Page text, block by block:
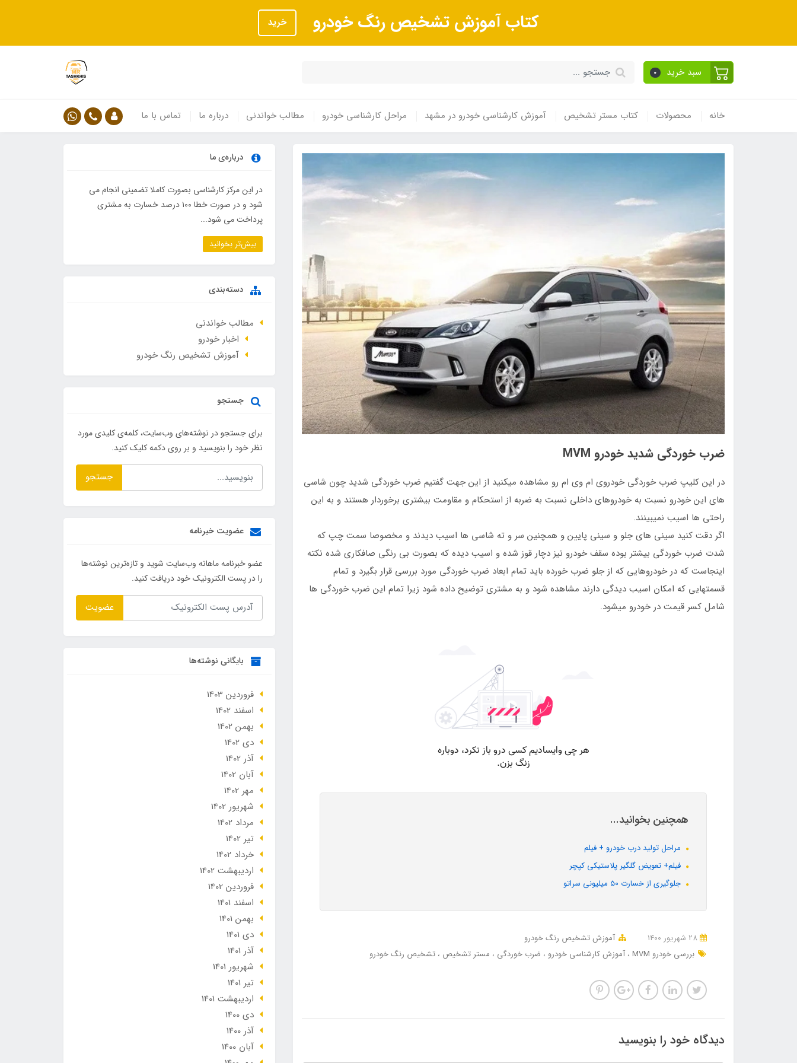
کتاب آموزش تشخیص رنگ خودرو خرید
سبد خرید 0
خانه محصولات کتاب مستر تشخیص آموزش کارشناسی خودرو در مشهد مراحل کارشناسی خودرو مطالب خواندنی درباره ما تماس با ما
ضرب خوردگی شدید خودرو MVM
در این کلیپ ضرب خوردگی خودروی ام وی ام رو مشاهده میکنید از این جهت گفتیم ضرب خوردگی شدید چون شاسی
های این خودرو نسبت به خودروهای داخلی نسبت به ضربه از استحکام و مقاومت بیشتری برخوردار هستند و به این
راحتی ها اسیب نمیبینند.
اگر دقت کنید سینی های جلو و سینی پایین و همچنین سر و ته شاسی ها اسیب دیدند و مخصوصا سمت چپ که
شدت ضرب خوردگی بیشتر بوده سقف خودرو نیز دچار قوز شده و اسیب دیده که بصورت بی رنگی صافکاری شده نکته
اینجاست که در خودروهایی که از جلو ضرب خورده باید تمام ابعاد ضرب خوردگی مورد بررسی قرار بگیرد و تمام
قسمتهایی که امکان اسیب دیدگی دارند مشاهده شود و به مشتری توضیح داده شود زیرا تمام این ضرب خوردگی ها
شامل کسر قیمت در خودرو میشود.
همچنین بخوانید...
مراحل تولید درب خودرو + فیلم
فیلم+ تعویض گلگیر پلاستیکی کپچر
جلوگیری از خسارت ۵۰ میلیونی سراتو
آموزش تشخیص رنگ خودرو
بررسی خودرو MVM
آموزش کارشناسی خودرو ضرب خوردگی مستر تشخیص تشخیص رنگ خودرو
دیدگاه خود را بنویسید
درباره‌ی ما
در این مرکز کارشناسی بصورت کاملا تضمینی انجام می
شود و در صورت خطا ۱۰۰ درصد خسارت به مشتری
پرداخت می شود...
بیش‌تر بخوانید
دسته‌بندی
مطالب خواندنی
اخبار خودرو
آموزش تشخیص رنگ خودرو
جستجو
برای جستجو در نوشته‌های وب‌سایت، کلمه‌ی کلیدی مورد
نظر خود را بنویسید و بر روی دکمه کلیک کنید.
جستجو
عضویت خبرنامه
عضو خبرنامه ماهانه وب‌سایت شوید و تازه‌ترین نوشته‌ها
را در پست الکترونیک خود دریافت کنید.
عضویت
بایگانی نوشته‌ها
فروردین 1403
اسفند 1402
بهمن 1402
دی 1402
آذر 1402
آبان 1402
مهر 1402
شهریور 1402
مرداد 1402
تير 1402
خرداد 1402
ارديبهشت 1402
فروردین 1402
اسفند 1401
بهمن 1401
دی 1401
آذر 1401
شهریور 1401
تير 1401
ارديبهشت 1401
دی 1400
آذر 1400
آبان 1400